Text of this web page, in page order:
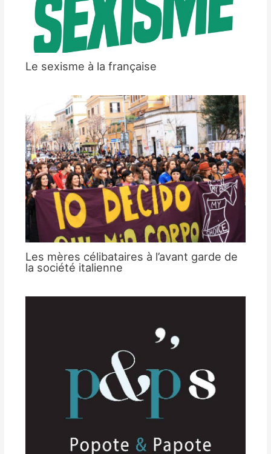
Le sexisme à la française
Les mères célibataires à l’avant garde de
la société italienne